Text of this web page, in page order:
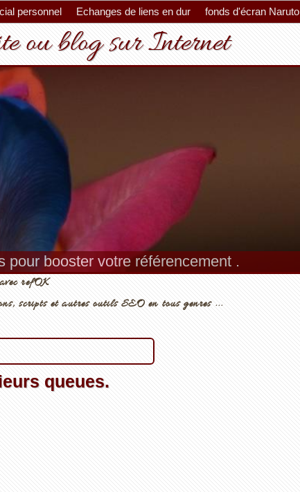
personnel Echanges de liens en dur fonds d'écran Naruto
ou blog sur Internet
pour booster votre référencement .
avec refOK
scripts et autres outils SEO en tous genres ...
queues.